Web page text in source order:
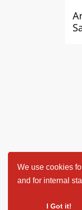
We use cookies
and for internal
I Got it!